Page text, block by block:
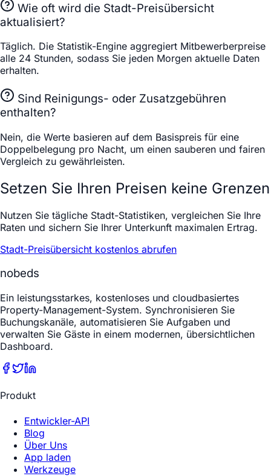
Wie oft wird die Stadt-Preisübersicht
aktualisiert?
Täglich. Die Statistik-Engine aggregiert Mitbewerberpreise
alle 24 Stunden, sodass Sie jeden Morgen aktuelle Daten
erhalten.
Sind Reinigungs- oder Zusatzgebühren
enthalten?
Nein, die Werte basieren auf dem Basispreis für eine
Doppelbelegung pro Nacht, um einen sauberen und fairen
Vergleich zu gewährleisten.
Setzen Sie Ihren Preisen keine Grenzen
Nutzen Sie tägliche Stadt-Statistiken, vergleichen Sie Ihre
Raten und sichern Sie Ihrer Unterkunft maximalen Ertrag.
Stadt-Preisübersicht kostenlos abrufen
nobeds
Ein leistungsstarkes, kostenloses und cloudbasiertes
Property-Management-System. Synchronisieren Sie
Buchungskanäle, automatisieren Sie Aufgaben und
verwalten Sie Gäste in einem modernen, übersichtlichen
Dashboard.
Produkt
Entwickler-API
Blog
Über Uns
App laden
Werkzeuge